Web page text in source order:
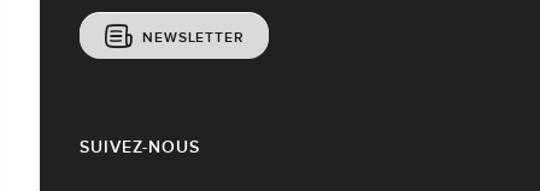
NEWSLETTER
SUIVEZ-NOUS